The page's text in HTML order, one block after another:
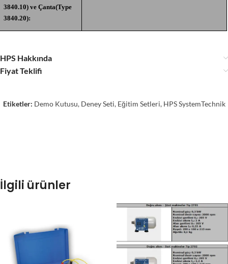
3840.10) ve Çanta(Type
3840.20):
HPS Hakkında
Fiyat Teklifi
Etiketler: Demo Kutusu, Deney Seti, Eğitim Setleri, HPS SystemTechnik
İlgili ürünler